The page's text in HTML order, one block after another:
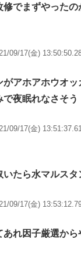
修でまずやった
09/17(金)
アホアホウオ
夜眠れなさそう
09/17(金)
いたら水マルス
09/17(金)
れ因子厳選か